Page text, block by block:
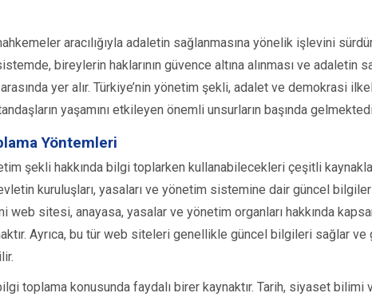
aracılığıyla adaletin sağlanmasına yönelik işlevini
bireylerin haklarının güvence altına alınması ve adaletin
yer alır. Türkiye’nin yönetim şekli, adalet ve demokrasi
yaşamını etkileyen önemli unsurların başında
Yöntemleri
şekli hakkında bilgi toplarken kullanabilecekleri çeşitli
kuruluşları, yasaları ve yönetim sistemine dair güncel bilgiler
web sitesi, anayasa, yasalar ve yönetim organları hakkında
Ayrıca, bu tür web siteleri genellikle güncel bilgileri sağlar ve
toplama konusunda faydalı birer kaynaktır. Tarih, siyaset